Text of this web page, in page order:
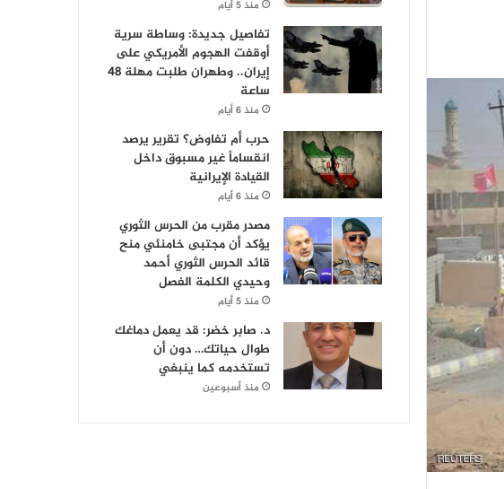
منذ 5 أيام
تفاصيل جديدة: وساطة سرية
أوقفت الهجوم الأمريكي على
إيران.. وطهران طلبت مهلة 48
ساعة
منذ 6 أيام
حرب أم تفاوض؟ تقرير يرصد
انقساماً غير مسبوق داخل
القيادة الإيرانية
منذ 6 أيام
مصدر مقرب من الحرس الثوري
يؤكد أن مجتبى خامنئي منح
قائد الحرس الثوري أحمد
وحيدي الكلمة الفصل
منذ 5 أيام
د. صابر خضر: قد يعمل دماغك
طوال حياتك… دون أن
تستخدمه كما ينبغي
منذ أسبوعين